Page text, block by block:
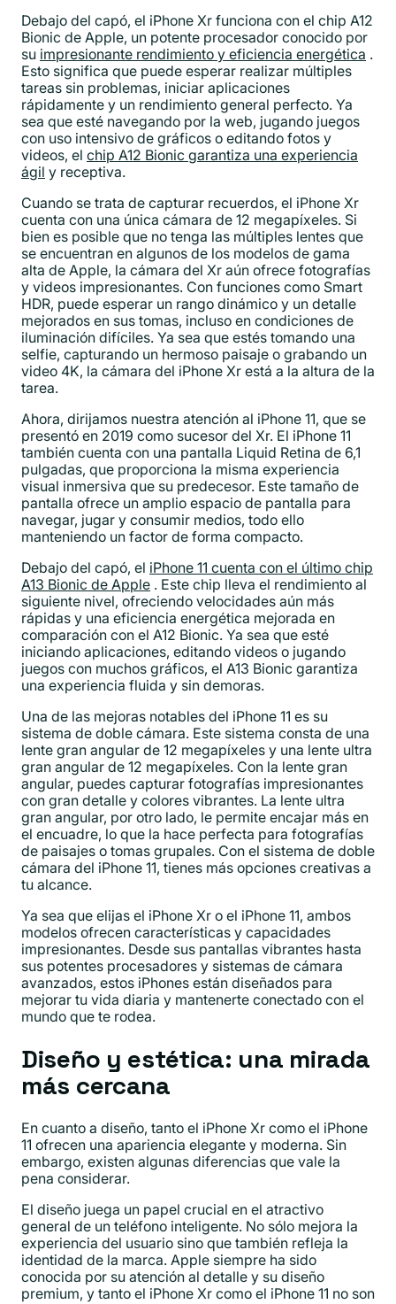
Debajo del capó, el iPhone Xr funciona con el chip A12
Bionic de Apple, un potente procesador conocido por
su impresionante rendimiento y eficiencia energética .
Esto significa que puede esperar realizar múltiples
tareas sin problemas, iniciar aplicaciones
rápidamente y un rendimiento general perfecto. Ya
sea que esté navegando por la web, jugando juegos
con uso intensivo de gráficos o editando fotos y
videos, el chip A12 Bionic garantiza una experiencia
ágil y receptiva.
Cuando se trata de capturar recuerdos, el iPhone Xr
cuenta con una única cámara de 12 megapíxeles. Si
bien es posible que no tenga las múltiples lentes que
se encuentran en algunos de los modelos de gama
alta de Apple, la cámara del Xr aún ofrece fotografías
y videos impresionantes. Con funciones como Smart
HDR, puede esperar un rango dinámico y un detalle
mejorados en sus tomas, incluso en condiciones de
iluminación difíciles. Ya sea que estés tomando una
selfie, capturando un hermoso paisaje o grabando un
video 4K, la cámara del iPhone Xr está a la altura de la
tarea.
Ahora, dirijamos nuestra atención al iPhone 11, que se
presentó en 2019 como sucesor del Xr. El iPhone 11
también cuenta con una pantalla Liquid Retina de 6,1
pulgadas, que proporciona la misma experiencia
visual inmersiva que su predecesor. Este tamaño de
pantalla ofrece un amplio espacio de pantalla para
navegar, jugar y consumir medios, todo ello
manteniendo un factor de forma compacto.
Debajo del capó, el iPhone 11 cuenta con el último chip
A13 Bionic de Apple . Este chip lleva el rendimiento al
siguiente nivel, ofreciendo velocidades aún más
rápidas y una eficiencia energética mejorada en
comparación con el A12 Bionic. Ya sea que esté
iniciando aplicaciones, editando videos o jugando
juegos con muchos gráficos, el A13 Bionic garantiza
una experiencia fluida y sin demoras.
Una de las mejoras notables del iPhone 11 es su
sistema de doble cámara. Este sistema consta de una
lente gran angular de 12 megapíxeles y una lente ultra
gran angular de 12 megapíxeles. Con la lente gran
angular, puedes capturar fotografías impresionantes
con gran detalle y colores vibrantes. La lente ultra
gran angular, por otro lado, le permite encajar más en
el encuadre, lo que la hace perfecta para fotografías
de paisajes o tomas grupales. Con el sistema de doble
cámara del iPhone 11, tienes más opciones creativas a
tu alcance.
Ya sea que elijas el iPhone Xr o el iPhone 11, ambos
modelos ofrecen características y capacidades
impresionantes. Desde sus pantallas vibrantes hasta
sus potentes procesadores y sistemas de cámara
avanzados, estos iPhones están diseñados para
mejorar tu vida diaria y mantenerte conectado con el
mundo que te rodea.
Diseño y estética: una mirada
más cercana
En cuanto a diseño, tanto el iPhone Xr como el iPhone
11 ofrecen una apariencia elegante y moderna. Sin
embargo, existen algunas diferencias que vale la
pena considerar.
El diseño juega un papel crucial en el atractivo
general de un teléfono inteligente. No sólo mejora la
experiencia del usuario sino que también refleja la
identidad de la marca. Apple siempre ha sido
conocida por su atención al detalle y su diseño
premium, y tanto el iPhone Xr como el iPhone 11 no son